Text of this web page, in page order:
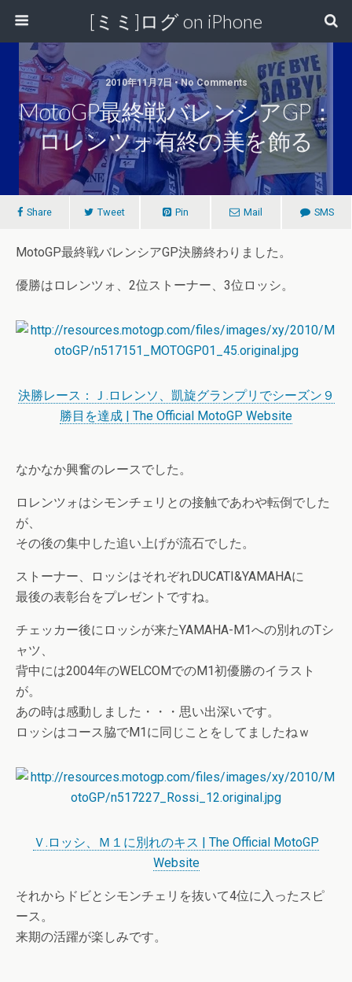
[ミミ]ログ on iPhone
2010年11月7日 • No Comments
MotoGP最終戦バレンシアGP：
ロレンツォ有終の美を飾る
Share Tweet Pin Mail SMS
MotoGP最終戦バレンシアGP決勝終わりました。
優勝はロレンツォ、2位ストーナー、3位ロッシ。
決勝レース：Ｊ.ロレンソ、凱旋グランプリでシーズン９
勝目を達成 | The Official MotoGP Website
なかなか興奮のレースでした。
ロレンツォはシモンチェリとの接触であわや転倒でした
が、
その後の集中した追い上げが流石でした。
ストーナー、ロッシはそれぞれDUCATI&YAMAHAに
最後の表彰台をプレゼントですね。
チェッカー後にロッシが来たYAMAHA-M1への別れのTシ
ャツ、
背中には2004年のWELCOMでのM1初優勝のイラスト
が。
あの時は感動しました・・・思い出深いです。
ロッシはコース脇でM1に同じことをしてましたねｗ
Ｖ.ロッシ、Ｍ１に別れのキス | The Official MotoGP
Website
それからドビとシモンチェリを抜いて4位に入ったスピ
ース。
来期の活躍が楽しみです。